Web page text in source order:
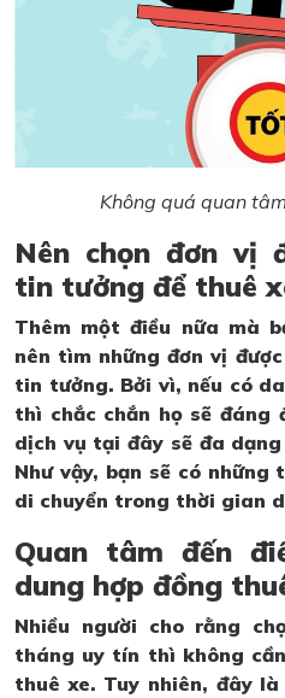
Không quá quan
Nên chọn đơn vị
tin tưởng để thuê
Thêm một điều nữa mà
nên tìm những đơn vị
tin tưởng. Bởi vì, nếu có
thì chắc chắn họ sẽ
dịch vụ tại đây sẽ đa
Như vậy, bạn sẽ có
di chuyển trong thời gian
Quan tâm đến
dung hợp đồng
Nhiều người cho rằng
tháng uy tín thì không
thuê xe. Tuy nhiên, đây